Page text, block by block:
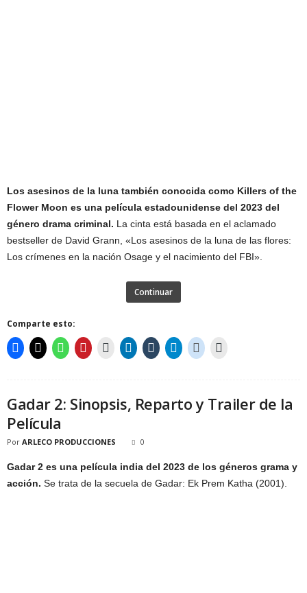
Los asesinos de la luna también conocida como Killers of the
Flower Moon es una película estadounidense del 2023 del
género drama criminal. La cinta está basada en el aclamado
bestseller de David Grann, «Los asesinos de la luna de las flores:
Los crímenes en la nación Osage y el nacimiento del FBI».
Continuar
Comparte esto:
Gadar 2: Sinopsis, Reparto y Trailer de la
Película
Por ARLECO PRODUCCIONES 0
Gadar 2 es una película india del 2023 de los géneros grama y
acción. Se trata de la secuela de Gadar: Ek Prem Katha (2001).